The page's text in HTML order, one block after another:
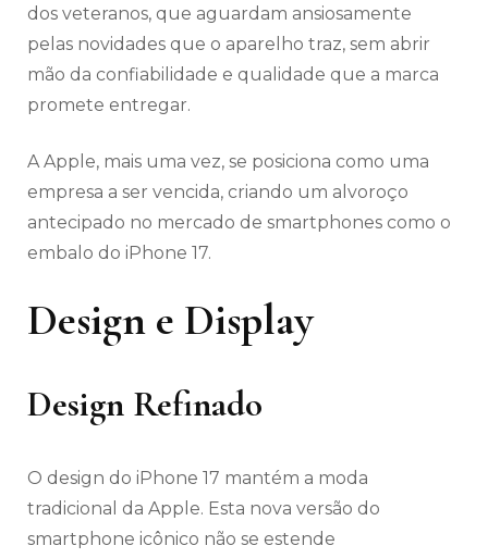
dos veteranos, que aguardam ansiosamente
pelas novidades que o aparelho traz, sem abrir
mão da confiabilidade e qualidade que a marca
promete entregar.
A Apple, mais uma vez, se posiciona como uma
empresa a ser vencida, criando um alvoroço
antecipado no mercado de smartphones como o
embalo do iPhone 17.
Design e Display
Design Refinado
O design do iPhone 17 mantém a moda
tradicional da Apple. Esta nova versão do
smartphone icônico não se estende